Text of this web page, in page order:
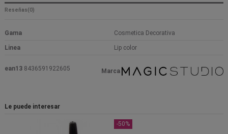
Reseñas(0)
Gama Cosmetica Decorativa
Linea Lip color
Marca
ean13 8436591922605
Le puede interesar
-50%